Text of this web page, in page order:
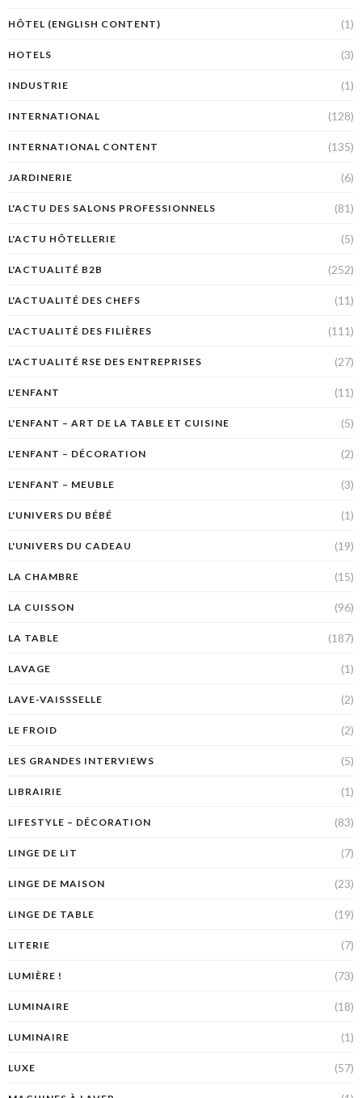
HÔTEL (ENGLISH CONTENT) (1)
HOTELS (3)
INDUSTRIE (1)
INTERNATIONAL (128)
INTERNATIONAL CONTENT (135)
JARDINERIE (6)
L'ACTU DES SALONS PROFESSIONNELS (81)
L'ACTU HÔTELLERIE (5)
L'ACTUALITÉ B2B (252)
L'ACTUALITÉ DES CHEFS (11)
L'ACTUALITÉ DES FILIÈRES (111)
L'ACTUALITÉ RSE DES ENTREPRISES (27)
L'ENFANT (11)
L'ENFANT – ART DE LA TABLE ET CUISINE (5)
L'ENFANT – DÉCORATION (2)
L'ENFANT – MEUBLE (3)
L'UNIVERS DU BÉBÉ (1)
L'UNIVERS DU CADEAU (19)
LA CHAMBRE (15)
LA CUISSON (96)
LA TABLE (187)
LAVAGE (1)
LAVE-VAISSSELLE (2)
LE FROID (2)
LES GRANDES INTERVIEWS (5)
LIBRAIRIE (1)
LIFESTYLE – DÉCORATION (83)
LINGE DE LIT (7)
LINGE DE MAISON (23)
LINGE DE TABLE (19)
LITERIE (7)
LUMIÈRE ! (73)
LUMINAIRE (18)
LUMINAIRE (1)
LUXE (57)